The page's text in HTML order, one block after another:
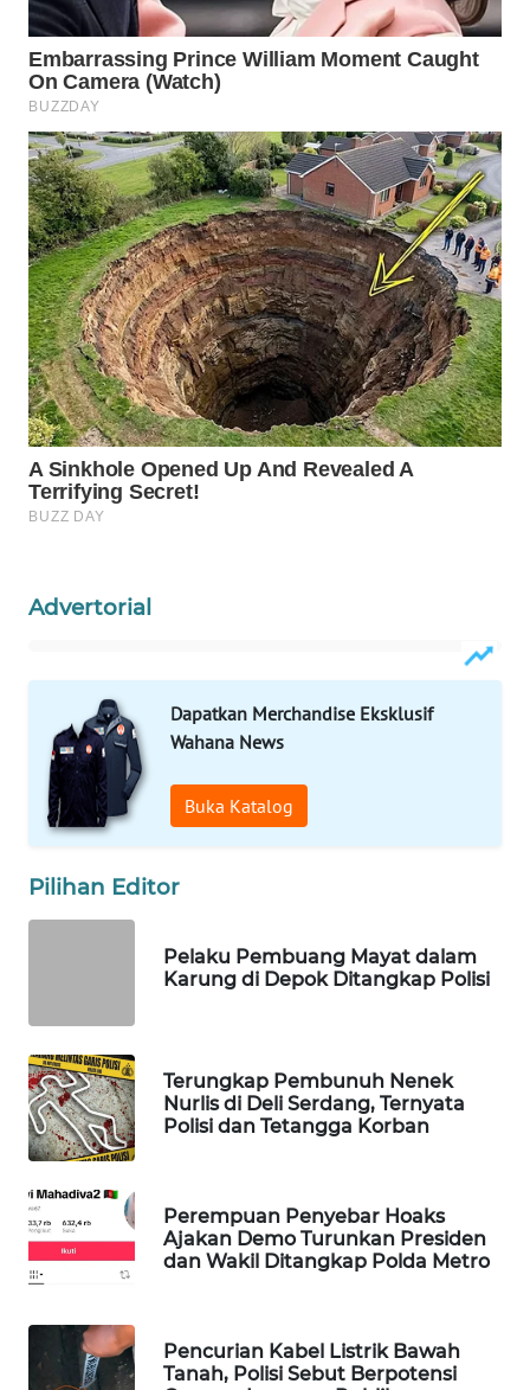
Advertorial
Dapatkan Merchandise Eksklusif
Wahana News
Buka Katalog
Pilihan Editor
Pelaku Pembuang Mayat dalam
Karung di Depok Ditangkap Polisi
Terungkap Pembunuh Nenek
Nurlis di Deli Serdang, Ternyata
Polisi dan Tetangga Korban
Perempuan Penyebar Hoaks
Ajakan Demo Turunkan Presiden
dan Wakil Ditangkap Polda Metro
Pencurian Kabel Listrik Bawah
Tanah, Polisi Sebut Berpotensi
WAHANA
TANI
WAHANA
WAHANA
INFRASTRUKTUR
WAHANA
KONSUMEN
WAHANA
LISTRIK
WAHANA
TRAVEL
WAHANANEWS
CO ID
WAHANANEWS
NET
WAHANA
WAHANA
SELEB
WAHANA
WAHANA
OTOMOTIF
WAHANA
HEALTH